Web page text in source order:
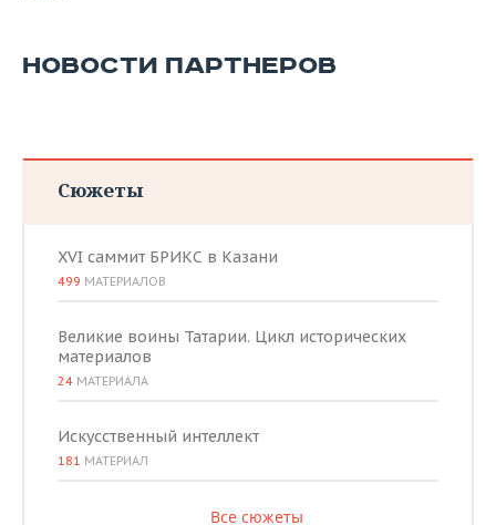
НОВОСТИ ПАРТНЕРОВ
Сюжеты
XVI саммит БРИКС в Казани
499 МАТЕРИАЛОВ
Великие воины Татарии. Цикл исторических
материалов
24 МАТЕРИАЛА
Искусственный интеллект
181 МАТЕРИАЛ
Все сюжеты